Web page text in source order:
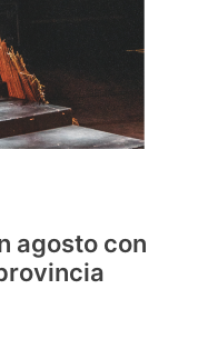
agosto con